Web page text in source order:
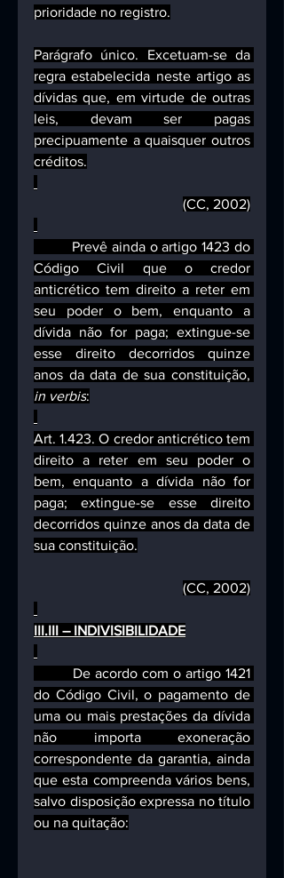
prioridade no registro.
Parágrafo único. Excetuam-se da
regra estabelecida neste artigo as
dívidas que, em virtude de outras
leis, devam ser pagas
precipuamente a quaisquer outros
créditos.
(CC, 2002)
Código Civil que o credor
anticrético tem direito a reter em
seu poder o bem, enquanto a
dívida não for paga; extingue-se
esse direito decorridos quinze
in verbis:
Art. 1.423. O credor anticrético tem
direito a reter em seu poder o
bem, enquanto a dívida não for
paga; extingue-se esse direito
decorridos quinze anos da data de
sua constituição.
(CC, 2002)
III.III – INDIVISIBILIDADE
De acordo com o artigo 1421
do Código Civil, o pagamento de
uma ou mais prestações da dívida
não importa exoneração
correspondente da garantia, ainda
que esta compreenda vários bens,
salvo disposição expressa no título
ou na quitação: